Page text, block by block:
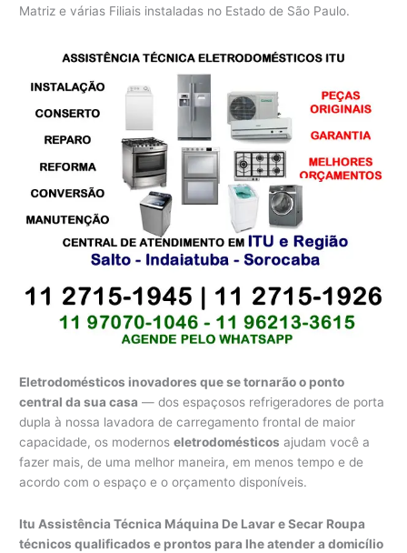
Matriz e várias Filiais instaladas no Estado de São Paulo.
Eletrodomésticos inovadores que se tornarão o ponto
central da sua casa — dos espaçosos refrigeradores de porta
dupla à nossa lavadora de carregamento frontal de maior
capacidade, os modernoseletrodomésticos ajudam você a
fazer mais, de uma melhor maneira, em menos tempo e de
acordo com o espaço e o orçamento disponíveis.
Itu Assistência Técnica Máquina De Lavar e Secar Roupa
técnicos qualificados e prontos para lhe atender a domicílio